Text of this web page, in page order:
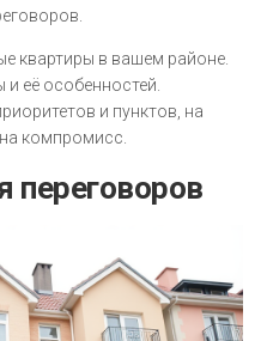
квартиры в вашем районе.
её особенностей.
и пунктов, на
компромисс.
переговоров